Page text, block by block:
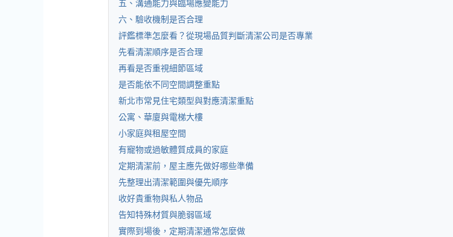
五、溝通能力與臨場應變能力
六、驗收機制是否合理
評鑑標準怎麼看？從現場品質判斷清潔公司是否專業
先看清潔順序是否合理
再看是否重視細節區域
是否能依不同空間調整重點
新北市常見住宅類型與對應清潔重點
公寓、華廈與電梯大樓
小家庭與租屋空間
有寵物或過敏體質成員的家庭
定期清潔前，屋主應先做好哪些準備
先整理出清潔範圍與優先順序
收好貴重物與私人物品
告知特殊材質與脆弱區域
實際到場後，定期清潔通常怎麼做